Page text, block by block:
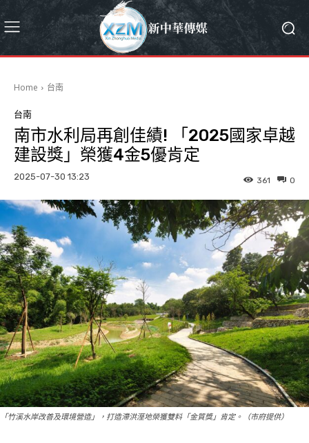
Home 台南
台南
南市水利局再創佳績! 「2025國家卓越
建設獎」榮獲4金5優肯定
2025-07-30 13:23 0
361
「竹溪水岸改善及環境營造」，打造滯洪溼地榮獲雙料「金質獎」肯定。（市府提供）